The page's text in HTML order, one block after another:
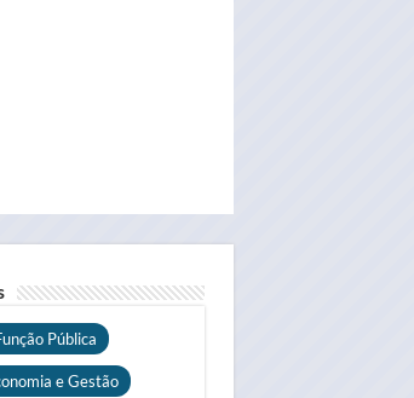
Pública
e Gestão